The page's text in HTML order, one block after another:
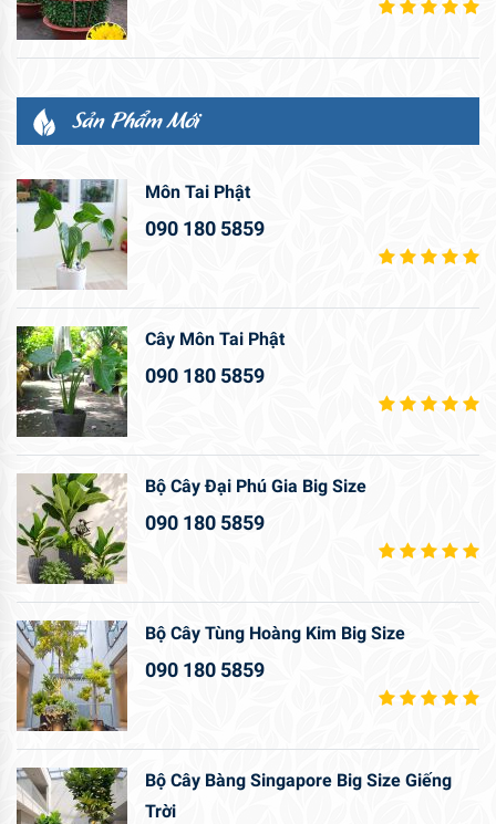
Sản Phẩm Mới
Môn Tai Phật
090 180 5859
Cây Môn Tai Phật
090 180 5859
Bộ Cây Đại Phú Gia Big Size
090 180 5859
Bộ Cây Tùng Hoàng Kim Big Size
090 180 5859
Bộ Cây Bàng Singapore Big Size Giếng
Trời